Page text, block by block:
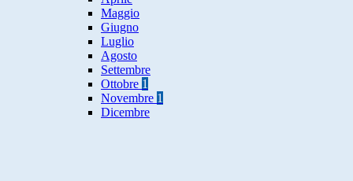
Maggio
Giugno
Luglio
Agosto
Settembre
Ottobre 1
Novembre 1
Dicembre